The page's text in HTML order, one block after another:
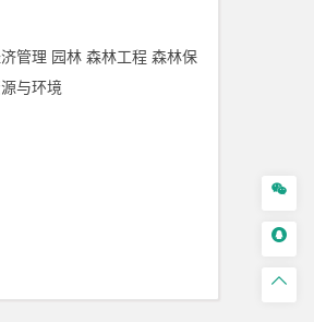
管理 园林 森林工程 森林保
与环境


